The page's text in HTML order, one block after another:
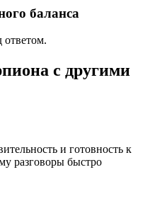
баланса
ответом.
с другими
и готовность к
разговоры быстро